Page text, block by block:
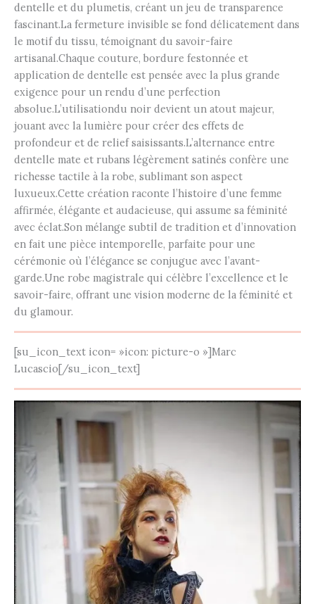
dentelle et du plumetis, créant un jeu de transparence
fascinant.La fermeture invisible se fond délicatement dans
le motif du tissu, témoignant du savoir-faire
artisanal.Chaque couture, bordure festonnée et
application de dentelle est pensée avec la plus grande
exigence pour un rendu d’une perfection
absolue.L’utilisationdu noir devient un atout majeur,
jouant avec la lumière pour créer des effets de
profondeur et de relief saisissants.L’alternance entre
dentelle mate et rubans légèrement satinés confère une
richesse tactile à la robe, sublimant son aspect
luxueux.Cette création raconte l’histoire d’une femme
affirmée, élégante et audacieuse, qui assume sa féminité
avec éclat.Son mélange subtil de tradition et d’innovation
en fait une pièce intemporelle, parfaite pour une
cérémonie où l’élégance se conjugue avec l’avant-
garde.Une robe magistrale qui célèbre l’excellence et le
savoir-faire, offrant une vision moderne de la féminité et
du glamour.
[su_icon_text icon= »icon: picture-o »]Marc
Lucascio[/su_icon_text]